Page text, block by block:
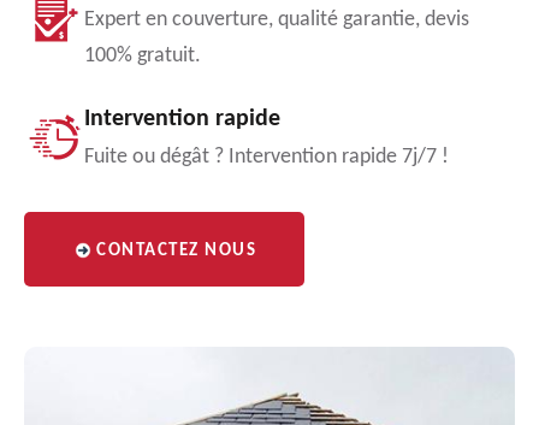
Expert en couverture, qualité garantie, devis
100% gratuit.
Intervention rapide
Fuite ou dégât ? Intervention rapide 7j/7 !
CONTACTEZ NOUS